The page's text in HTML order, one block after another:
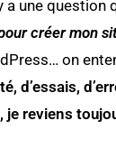
a une question
créer mon
on
d’essais,
je reviens